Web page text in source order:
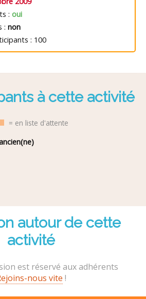
: oui
: non
: 100
à cette activité
= en liste d'attente
autour de cette
activité
est réservé aux adhérents
nous vite !